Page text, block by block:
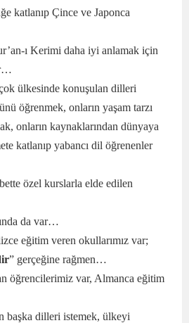
katlanıp Çince ve Japonca
ı Kerimi daha iyi anlamak için
ülkesinde konuşulan dilleri
öğrenmek, onların yaşam tarzı
onların kaynaklarından dünyaya
katlanıp yabancı dil öğrenenler
özel kurslarla elde edilen
da var…
eğitim veren okullarımız var;
” gerçeğine rağmen…
öğrencilerimiz var, Almanca eğitim
başka dilleri istemek, ülkeyi